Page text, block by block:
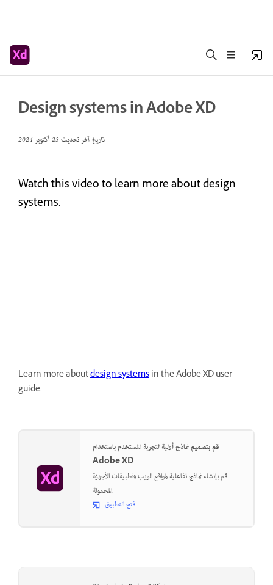
Design systems in Adobe XD
تاريخ آخر تحديث23 أكتوبر 2024
Watch this video to learn more about design
systems.
Learn more aboutdesign systemsin the Adobe XD user
guide.
قم بتصميم نماذج أولية لتجربة المستخدم باستخدام
Adobe XD
قم بإنشاء نماذج تفاعلية لمواقع الويب وتطبيقات الأجهزة
المحمولة.
فتح التطبيق